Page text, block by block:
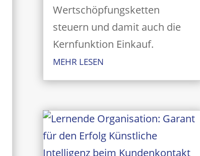
Wertschöpfungsketten
steuern und damit auch die
Kernfunktion Einkauf.
MEHR LESEN